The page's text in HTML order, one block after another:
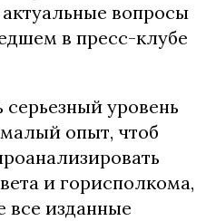
вопросы
в пресс-клубе
уровень
опыт, чтоб
и горисполкома,
все изданные